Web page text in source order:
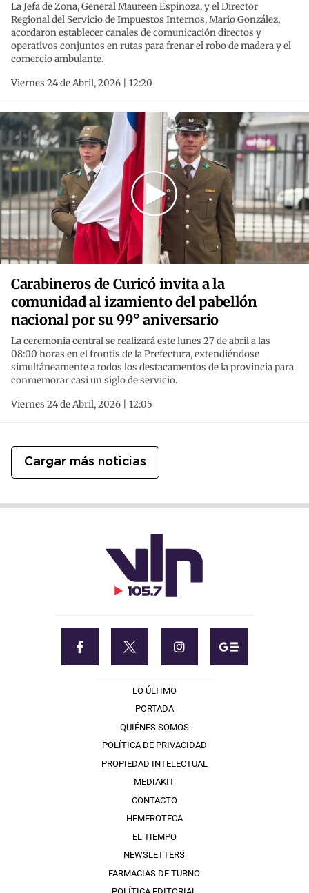
La Jefa de Zona, General Maureen Espinoza, y el Director
Regional del Servicio de Impuestos Internos, Mario González,
acordaron establecer canales de comunicación directos y
operativos conjuntos en rutas para frenar el robo de madera y el
comercio ambulante.
Viernes 24 de Abril, 2026 | 12:20
Carabineros de Curicó invita a la
comunidad al izamiento del pabellón
nacional por su 99° aniversario
La ceremonia central se realizará este lunes 27 de abril a las
08:00 horas en el frontis de la Prefectura, extendiéndose
simultáneamente a todos los destacamentos de la provincia para
conmemorar casi un siglo de servicio.
Viernes 24 de Abril, 2026 | 12:05
Cargar más noticias
LO ÚLTIMO
PORTADA
QUIÉNES SOMOS
POLÍTICA DE PRIVACIDAD
PROPIEDAD INTELECTUAL
MEDIAKIT
CONTACTO
HEMEROTECA
EL TIEMPO
NEWSLETTERS
FARMACIAS DE TURNO